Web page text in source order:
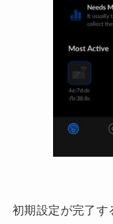
初期設定が完了す